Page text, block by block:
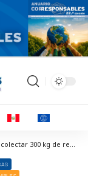
Corresponsables > Noticias > Pueblo Libre busca recolectar 300 kg de reciclaje que ayudarán a niños quemados